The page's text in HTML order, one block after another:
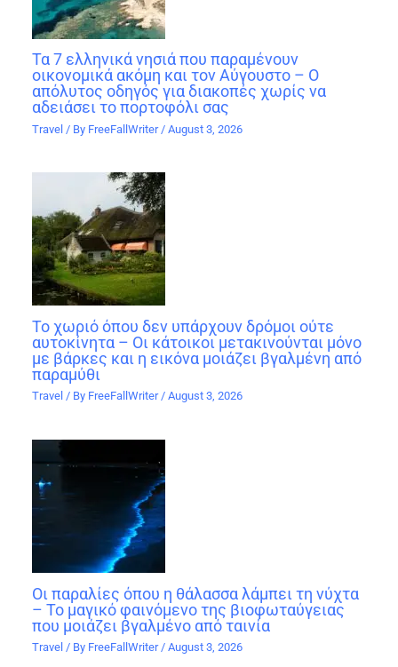
Τα 7 ελληνικά νησιά που παραμένουν
οικονομικά ακόμη και τον Αύγουστο – Ο
απόλυτος οδηγός για διακοπές χωρίς να
αδειάσει το πορτοφόλι σας
Travel / By FreeFallWriter /August 3, 2026
Το χωριό όπου δεν υπάρχουν δρόμοι ούτε
αυτοκίνητα – Οι κάτοικοι μετακινούνται μόνο
με βάρκες και η εικόνα μοιάζει βγαλμένη από
παραμύθι
Travel / By FreeFallWriter/August 3, 2026
Οι παραλίες όπου η θάλασσα λάμπει τη νύχτα
– Το μαγικό φαινόμενο της βιοφωταύγειας
που μοιάζει βγαλμένο από ταινία
Travel / By FreeFallWriter /August 3, 2026